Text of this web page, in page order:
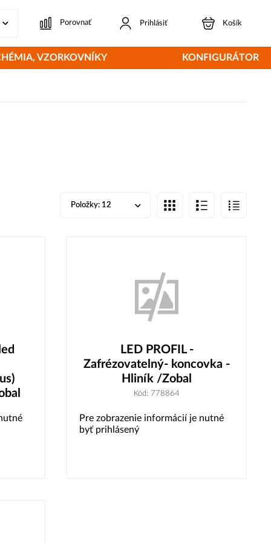
Porovnať Prihlásiť Košík
VZORKOVNÍKY KONFIGURÁTOR
Položky: 12
LED PROFIL -
Zafrézovatelný- koncovka -
Hliník /Zobal
Kód: 778864
Pre zobrazenie informácií je nutné
byť prihlásený